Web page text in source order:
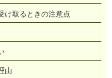
け取るときの注意点
由